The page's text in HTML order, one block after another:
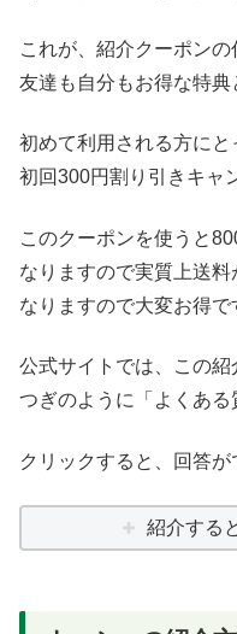
これが、紹介クーポンの
友達も自分もお得な特典
初めて利用される方にと
初回300円割り引きキャ
このクーポンを使うと
なりますので実質上送料
なりますので大変お得で
公式サイトでは、この紹
つぎのように「よくある
クリックすると、回答が
紹介する